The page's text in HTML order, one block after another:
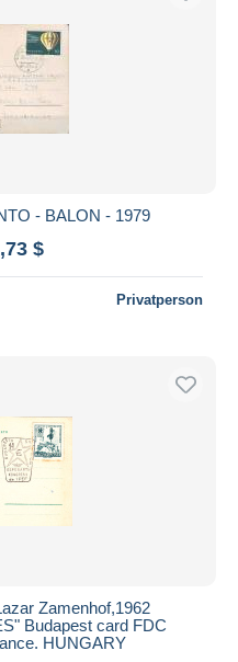
- BALON - 1979
$
Privatperson
Zamenhof,1962
Budapest card FDC
HUNGARY